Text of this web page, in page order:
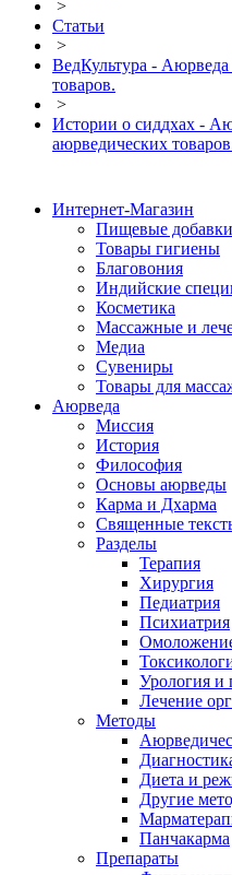
>
Статьи
>
ВедКультура -
товаров.
>
Истории о сиддхах -
аюрведических
Интернет-Магазин
Пищевые добавки
Товары гигиены
Благовония
Индийские
Косметика
Массажные и
Медиа
Сувениры
Товары для
Аюрведа
Миссия
История
Философия
Основы аюрведы
Карма и Дхарма
Священные
Разделы
Терапия
Хирургия
Педиатрия
Психиатрия
Урология и
Лечение
Методы
Диета и
Другие
Панчакарма
Препараты